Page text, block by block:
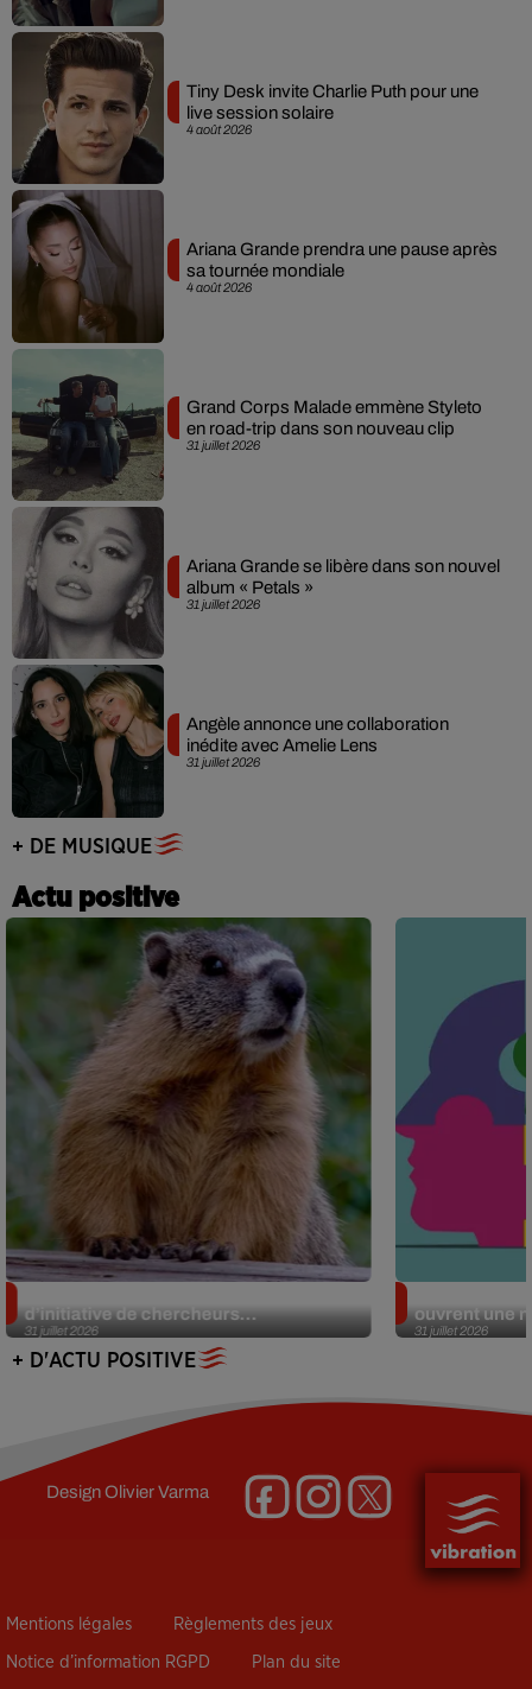
4 août 2026
Tiny Desk invite Charlie Puth pour une
live session solaire
4 août 2026
Ariana Grande prendra une pause après
sa tournée mondiale
31 juillet 2026
Grand Corps Malade emmène Styleto
en road-trip dans son nouveau clip
31 juillet 2026
Ariana Grande se libère dans son nouvel
album « Petals »
31 juillet 2026
Angèle annonce une collaboration
inédite avec Amelie Lens
+ DE MUSIQUE
Actu positive
31 juillet 2026
d’initiative de chercheurs...
31 juillet 2026
ouvrent une
+ D'ACTU POSITIVE
DesignOlivier Varma
Mentions légales Règlements des jeux
Notice d’information RGPD Plan du site